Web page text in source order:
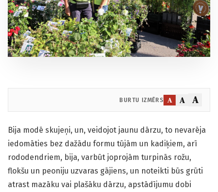
BURTU IZMĒRS A A A
Bija modē skujeņi, un, veidojot jaunu dārzu, to nevarēja
iedomāties bez dažādu formu tūjām un kadiķiem, arī
rododendriem, bija, varbūt joprojām turpinās rožu,
flokšu un peoniju uzvaras gājiens, un noteikti būs grūti
atrast mazāku vai plašāku dārzu, apstādījumu dobi